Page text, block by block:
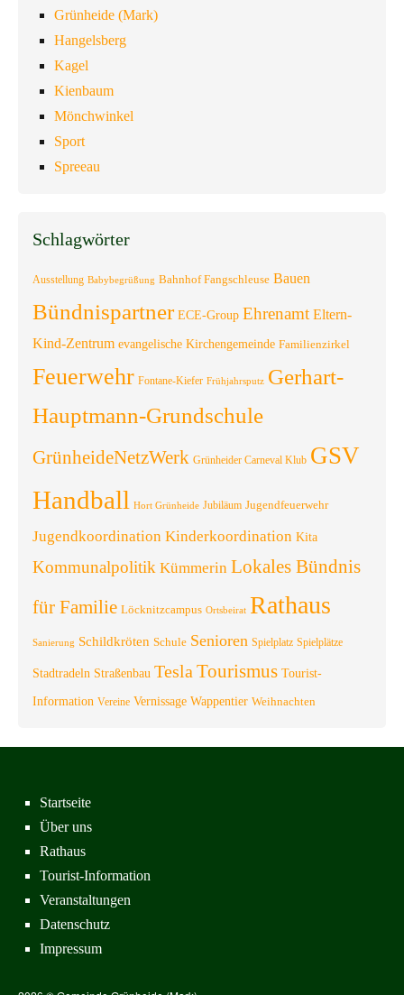
Grünheide (Mark)
Hangelsberg
Kagel
Kienbaum
Mönchwinkel
Sport
Spreeau
Schlagwörter
Ausstellung Babybegrüßung Bahnhof Fangschleuse Bauen
Bündnispartner ECE-Group Ehrenamt Eltern-
Kind-Zentrum evangelische Kirchengemeinde Familienzirkel
Feuerwehr Fontane-Kiefer Frühjahrsputz Gerhart-
Hauptmann-Grundschule
GrünheideNetzWerk Grünheider Carneval Klub GSV
Handball Hort Grünheide Jubiläum Jugendfeuerwehr
Jugendkoordination Kinderkoordination Kita
Kommunalpolitik Kümmerin Lokales Bündnis
für Familie Löcknitzcampus Ortsbeirat Rathaus
Sanierung Schildkröten Schule Senioren Spielplatz Spielplätze
Stadtradeln Straßenbau Tesla Tourismus Tourist-
Information Vereine Vernissage Wappentier Weihnachten
Startseite
Über uns
Rathaus
Tourist-Information
Veranstaltungen
Datenschutz
Impressum